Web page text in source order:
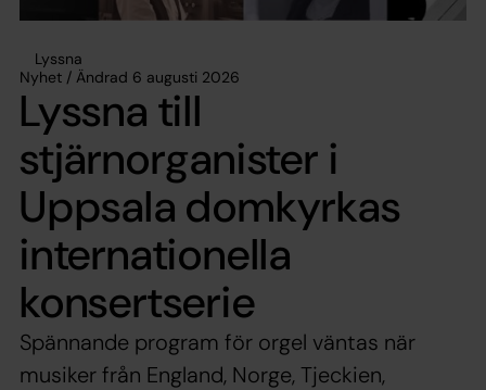
Lyssna
Nyhet / Ändrad 6 augusti 2026
Lyssna till
stjärnorganister i
Uppsala domkyrkas
internationella
konsertserie
Spännande program för orgel väntas när
musiker från England, Norge, Tjeckien,